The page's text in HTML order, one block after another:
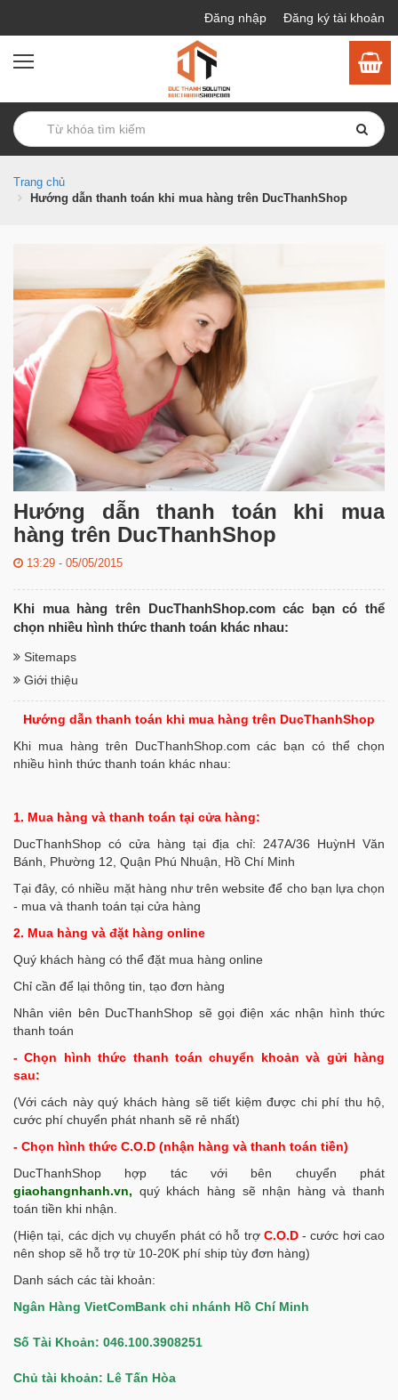
Đăng nhập Đăng ký tài khoản
Trang chủ
Hướng dẫn thanh toán khi mua hàng trên DucThanhShop
Hướng dẫn thanh toán khi mua
hàng trên DucThanhShop
13:29 - 05/05/2015
Khi mua hàng trên DucThanhShop.com các bạn có thể
chọn nhiều hình thức thanh toán khác nhau:
Sitemaps
Giới thiệu
Hướng dẫn thanh toán khi mua hàng trên DucThanhShop
Khi mua hàng trên DucThanhShop.com các bạn có thể chọn
nhiều hình thức thanh toán khác nhau:
1. Mua hàng và thanh toán tại cửa hàng:
DucThanhShop có cửa hàng tại địa chỉ: 247A/36 HuỳnH Văn
Bánh, Phường 12, Quận Phú Nhuận, Hồ Chí Minh
Tại đây, có nhiều mặt hàng như trên website để cho bạn lựa chọn
- mua và thanh toán tại cửa hàng
2. Mua hàng và đặt hàng online
Quý khách hàng có thể đặt mua hàng online
Chỉ cần để lại thông tin, tạo đơn hàng
Nhân viên bên DucThanhShop sẽ gọi điện xác nhận hình thức
thanh toán
- Chọn hình thức thanh toán chuyển khoản và gửi hàng
sau:
(Với cách này quý khách hàng sẽ tiết kiệm được chi phí thu hộ,
cước phí chuyển phát nhanh sẽ rẻ nhất)
- Chọn hình thức C.O.D (nhận hàng và thanh toán tiền)
DucThanhShop hợp tác với bên chuyển phát
giaohangnhanh.vn, quý khách hàng sẽ nhận hàng và thanh
toán tiền khi nhận.
(Hiện tại, các dịch vụ chuyển phát có hỗ trợ C.O.D- cước hơi cao
nên shop sẽ hỗ trợ từ 10-20K phí ship tùy đơn hàng)
Danh sách các tài khoản:
Ngân Hàng VietComBank chi nhánh Hồ Chí Minh
Số Tài Khoản: 046.100.3908251
Chủ tài khoản: Lê Tấn Hòa